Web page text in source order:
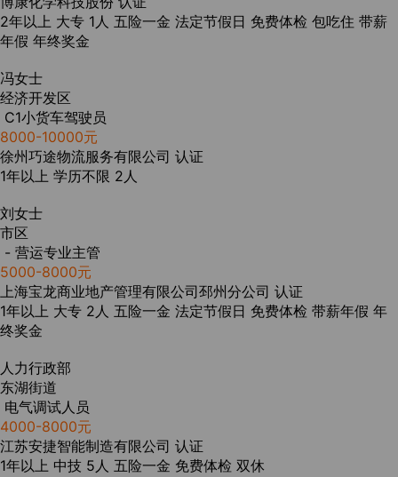
2年以上 大专 1人 五险一金 法定节假日 免费体检 包吃住 带薪
年假 年终奖金
冯女士
经济开发区
C1小货车驾驶员
8000-10000元
徐州巧途物流服务有限公司 认证
1年以上 学历不限 2人
刘女士
市区
- 营运专业主管
5000-8000元
上海宝龙商业地产管理有限公司邳州分公司 认证
1年以上 大专 2人 五险一金 法定节假日 免费体检 带薪年假 年
终奖金
人力行政部
东湖街道
电气调试人员
4000-8000元
江苏安捷智能制造有限公司 认证
1年以上 中技 5人 五险一金 免费体检 双休